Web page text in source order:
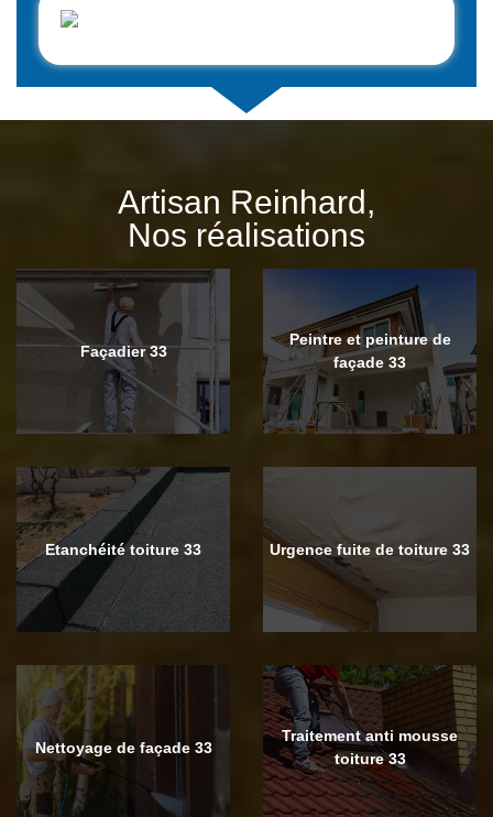
Artisan Reinhard,
Nos réalisations
Façadier 33
Peintre et peinture de
façade 33
Etanchéité toiture 33 Urgence fuite de toiture 33
Nettoyage de façade 33
Traitement anti mousse
toiture 33